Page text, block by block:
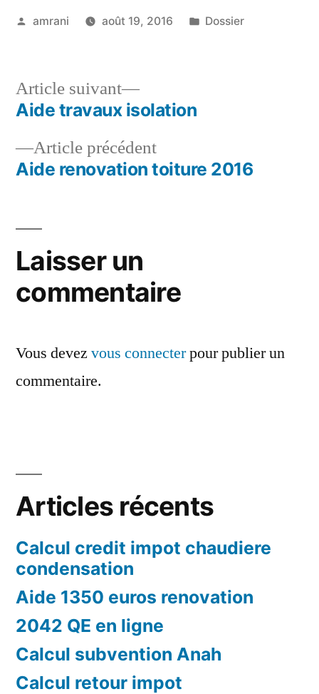
Publié
amrani août 19, 2016
Publié
Dossier
Navigation
deArticle précédentArticle
précédent :
Aide renovation toiture 2016
Article suivant
Article
suivant :
Aide travaux isolation
Laisser un
commentaire
Vous devez vous connecterpour publier un
commentaire.
Articles récents
Calcul credit impot chaudiere
condensation
Aide 1350 euros renovation
2042 QE en ligne
Calcul subvention Anah
Calcul retour impot